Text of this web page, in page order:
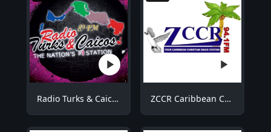
Radio Turks & Caicos RTCFM ZCCR Caribbean Christian Radio